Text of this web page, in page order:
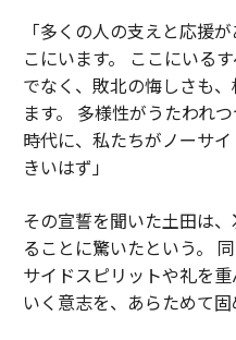
「多くの人の支えと応援
こにいます。 ここにいる
でなく、敗北の悔しさも
ます。 多様性がうたわれ
時代に、私たちがノーサ
きいはず」
その宣誓を聞いた土田は
ることに驚いたという。
サイドスピリットや礼を
いく意志を、あらためて固